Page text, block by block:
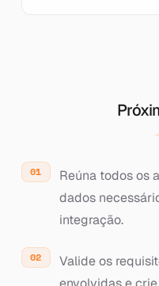
Reúna todos os
dados
integração.
Valide os